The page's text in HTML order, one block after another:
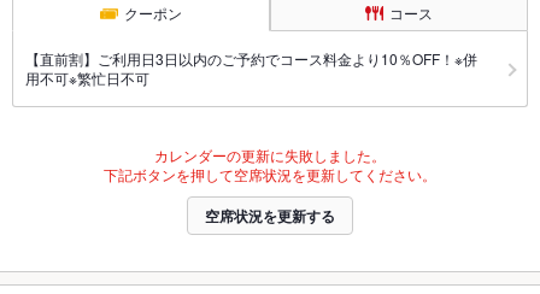
クーポン コース
【直前割】ご利用日3日以内のご予約でコース料金より10％OFF！※併
用不可※繁忙日不可
カレンダーの更新に失敗しました。
下記ボタンを押して空席状況を更新してください。
空席状況を更新する